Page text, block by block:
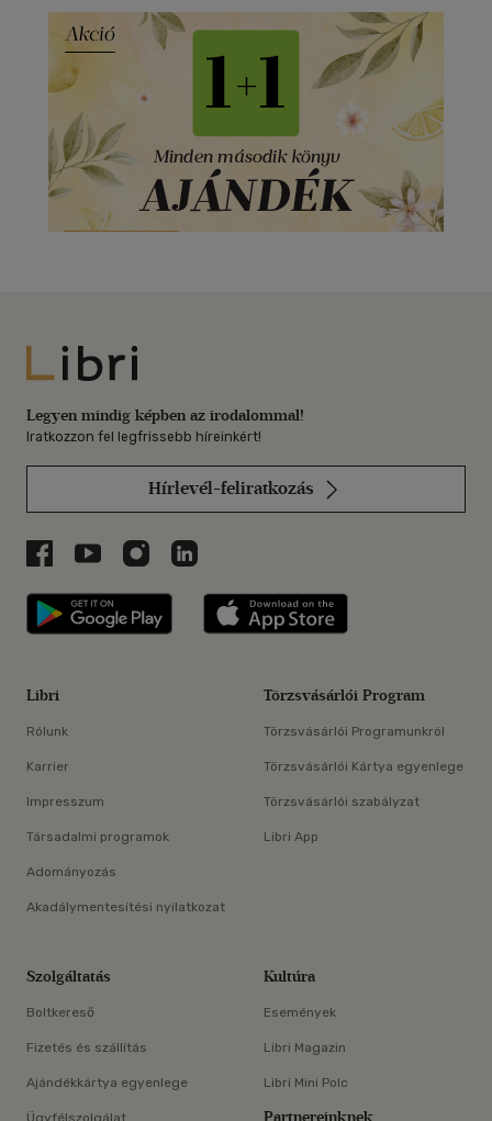
Libri
Legyen mindig képben az irodalommal!
Iratkozzon fel legfrissebb híreinkért!
Hírlevél-feliratkozás
Libri a Facebookon
Libri a Youtube-on
Libri az Instagramon
Libri a LinkedInen
Libri applikáció Szerezd meg: Google
Libri
Rólunk
Karrier
Impresszum
Társadalmi programok
Adományozás
Akadálymentesítési nyilatkozat
Törzsvásárlói Program
Törzsvásárlói Programunkról
Törzsvásárlói Kártya egyenlege
Törzsvásárlói szabályzat
Libri App
Szolgáltatás
Boltkereső
Fizetés és szállítás
Ajándékkártya egyenlege
Kultúra
Események
Libri Magazin
Libri Mini Polc